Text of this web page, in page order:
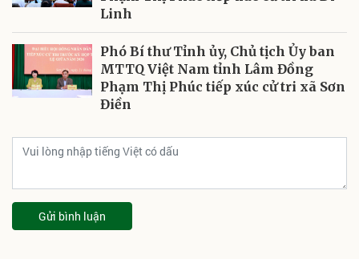
Linh
Phó Bí thư Tỉnh ủy, Chủ tịch Ủy ban
MTTQ Việt Nam tỉnh Lâm Đồng
Phạm Thị Phúc tiếp xúc cử tri xã Sơn
Điền
Gửi bình luận